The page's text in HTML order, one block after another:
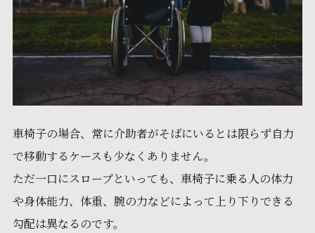
車椅子の場合、常に介助者がそばにいるとは限らず自力
で移動するケースも少なくありません。
ただ一口にスロープといっても、車椅子に乗る人の体力
や身体能力、体重、腕の力などによって上り下りできる
勾配は異なるのです。